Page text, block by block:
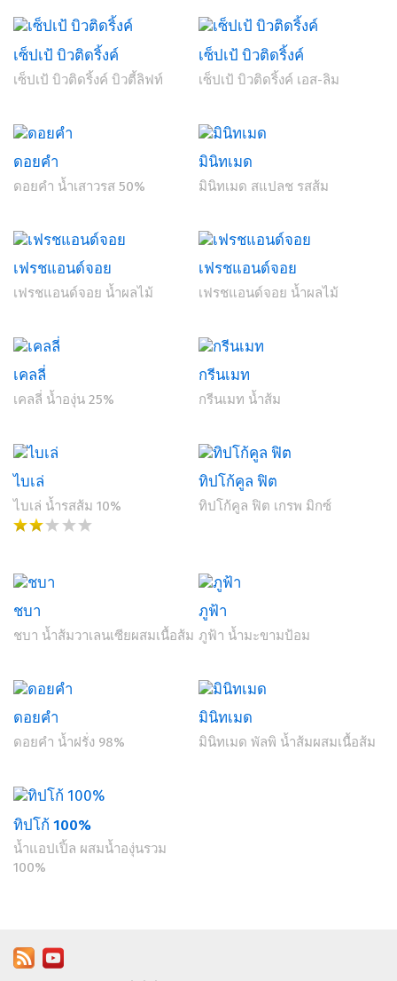
เซ็ปเป้ บิวติดริ้งค์
เซ็ปเป้ บิวติดริ้งค์ บิวตี้ลิฟท์
เซ็ปเป้ บิวติดริ้งค์
เซ็ปเป้ บิวติดริ้งค์ เอส-ลิม
ดอยคำ
ดอยคำ น้ำเสาวรส 50%
มินิทเมด
มินิทเมด สแปลช รสส้ม
เฟรชแอนด์จอย
เฟรชแอนด์จอย น้ำผลไม้
เฟรชแอนด์จอย
เฟรชแอนด์จอย น้ำผลไม้
เคลลี่
เคลลี่ น้ำองุ่น 25%
กรีนเมท
กรีนเมท น้ำส้ม
ไบเล่
ไบเล่ น้ำรสส้ม 10%
ทิปโก้คูล ฟิต
ทิปโก้คูล ฟิต เกรพ มิกซ์
ชบา
ชบา น้ำส้มวาเลนเซียผสมเนื้อส้ม
ภูฟ้า
ภูฟ้า น้ำมะขามป้อม
ดอยคำ
ดอยคำ น้ำฝรั่ง 98%
มินิทเมด
มินิทเมด พัลพิ น้ำส้มผสมเนื้อส้ม
ทิปโก้ 100%
น้ำแอปเปิ้ล ผสมน้ำองุ่นรวม
100%